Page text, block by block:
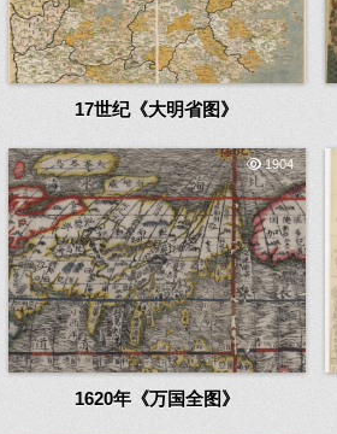
17世纪《大明省图》
1904
1620年《万国全图》